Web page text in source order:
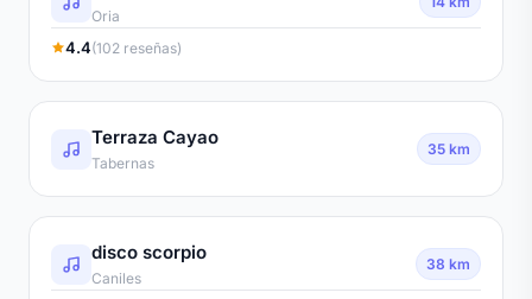
Oria
4.4(102 reseñas)
Terraza Cayao
Tabernas
35 km
disco scorpio
Caniles
38 km